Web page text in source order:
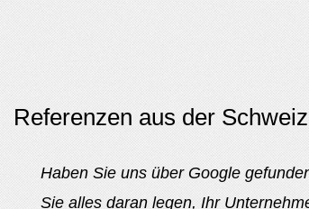
Referenzen aus der Schweiz
Haben Sie uns über Google
Sie alles daran legen, Ihr